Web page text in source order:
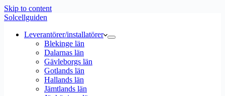
Skip to content
Solcellguiden
Leverantörer/installatörer
Blekinge län
Dalarnas län
Gävleborgs län
Gotlands län
Hallands län
Jämtlands län